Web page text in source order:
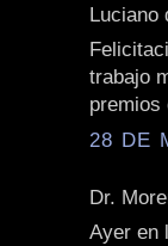
Luciano
trabajo
premios
28 DE
Dr.
Ayer en